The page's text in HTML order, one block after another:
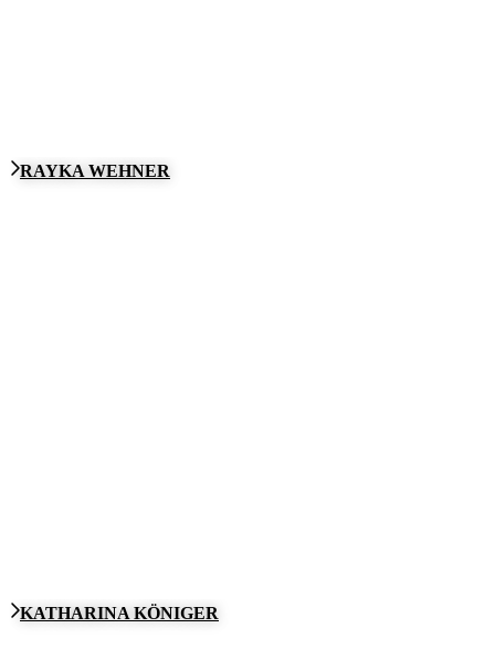
RAYKA WEHNER
KATHARINA KÖNIGER